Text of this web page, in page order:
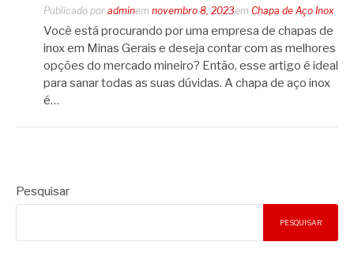
Publicado por adminem novembro 8, 2023em Chapa de Aço Inox
Você está procurando por uma empresa de chapas de
inox em Minas Gerais e deseja contar com as melhores
opções do mercado mineiro? Então, esse artigo é ideal
para sanar todas as suas dúvidas. A chapa de aço inox
é…
Pesquisar
PESQUISAR